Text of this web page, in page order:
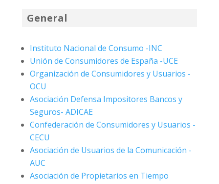
General
Instituto Nacional de Consumo -INC
Unión de Consumidores de España -UCE
Organización de Consumidores y Usuarios -
OCU
Asociación Defensa Impositores Bancos y
Seguros- ADICAE
Confederación de Consumidores y Usuarios -
CECU
Asociación de Usuarios de la Comunicación -
AUC
Asociación de Propietarios en Tiempo